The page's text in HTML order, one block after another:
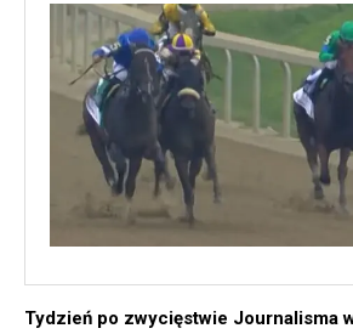
Tydzień po zwycięstwie Journalisma